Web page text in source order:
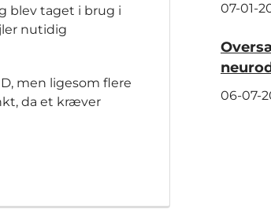
blev taget i brug i
nutidig
men ligesom flere
da et kræver
07-01-
06-07-